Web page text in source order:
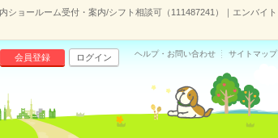
ショールーム受付・案内/シフト相談可（111487241）｜エンバイト
会員登録 ログイン ヘルプ・お問い合わせ サイトマップ